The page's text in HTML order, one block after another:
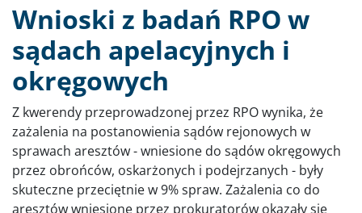
Wnioski z badań RPO w
sądach apelacyjnych i
okręgowych
Z kwerendy przeprowadzonej przez RPO wynika, że
zażalenia na postanowienia sądów rejonowych w
sprawach aresztów - wniesione do sądów okręgowych
przez obrońców, oskarżonych i podejrzanych - były
skuteczne przeciętnie w 9% spraw. Zażalenia co do
aresztów wniesione przez prokuratorów okazały się